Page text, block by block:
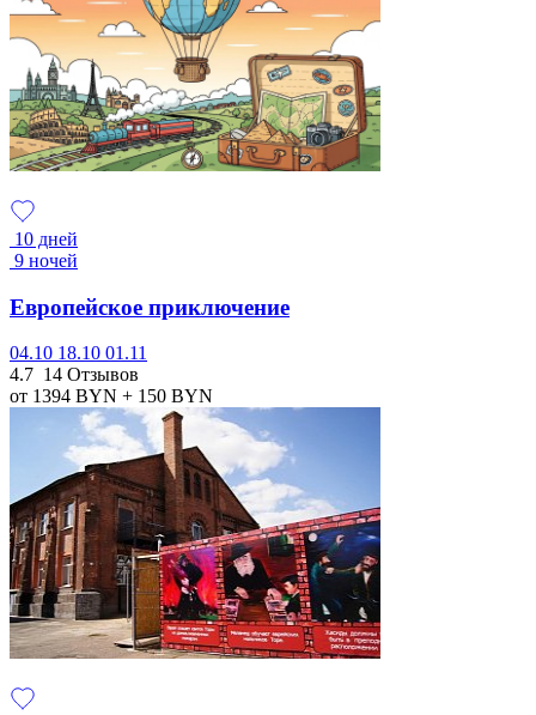
10 дней
9 ночей
Европейское приключение
04.10 18.10 01.11
4.7 14 Отзывов
от 1394 BYN + 150 BYN